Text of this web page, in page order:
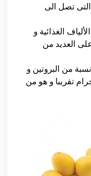
تصل الى
الغذائية و
العديد من
من البروتين و
تصل الى حوالى 2 جرام تقريبا و هو من